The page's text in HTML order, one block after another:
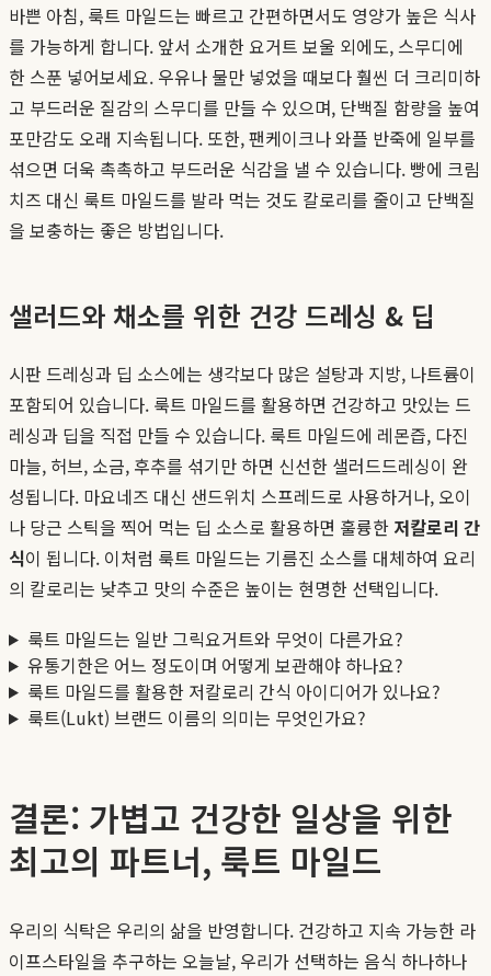
바쁜 아침, 룩트 마일드는 빠르고 간편하면서도 영양가 높은 식사
를 가능하게 합니다. 앞서 소개한 요거트 보울 외에도, 스무디에
한 스푼 넣어보세요. 우유나 물만 넣었을 때보다 훨씬 더 크리미하
고 부드러운 질감의 스무디를 만들 수 있으며, 단백질 함량을 높여
포만감도 오래 지속됩니다. 또한, 팬케이크나 와플 반죽에 일부를
섞으면 더욱 촉촉하고 부드러운 식감을 낼 수 있습니다. 빵에 크림
치즈 대신 룩트 마일드를 발라 먹는 것도 칼로리를 줄이고 단백질
을 보충하는 좋은 방법입니다.
샐러드와 채소를 위한 건강 드레싱 & 딥
시판 드레싱과 딥 소스에는 생각보다 많은 설탕과 지방, 나트륨이
포함되어 있습니다. 룩트 마일드를 활용하면 건강하고 맛있는 드
레싱과 딥을 직접 만들 수 있습니다. 룩트 마일드에 레몬즙, 다진
마늘, 허브, 소금, 후추를 섞기만 하면 신선한 샐러드드레싱이 완
성됩니다. 마요네즈 대신 샌드위치 스프레드로 사용하거나, 오이
나 당근 스틱을 찍어 먹는 딥 소스로 활용하면 훌륭한 저칼로리 간
식이 됩니다. 이처럼 룩트 마일드는 기름진 소스를 대체하여 요리
의 칼로리는 낮추고 맛의 수준은 높이는 현명한 선택입니다.
룩트 마일드는 일반 그릭요거트와 무엇이 다른가요?
유통기한은 어느 정도이며 어떻게 보관해야 하나요?
룩트 마일드를 활용한 저칼로리 간식 아이디어가 있나요?
룩트(Lukt) 브랜드 이름의 의미는 무엇인가요?
결론: 가볍고 건강한 일상을 위한
최고의 파트너, 룩트 마일드
우리의 식탁은 우리의 삶을 반영합니다. 건강하고 지속 가능한 라
이프스타일을 추구하는 오늘날, 우리가 선택하는 음식 하나하나